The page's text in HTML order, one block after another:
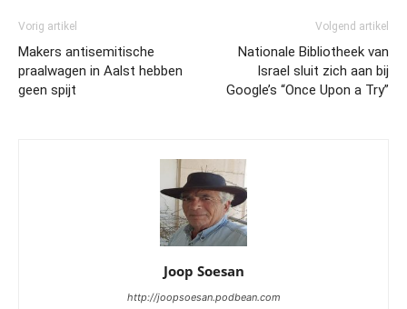
Vorig artikel
Makers antisemitische
praalwagen in Aalst hebben
geen spijt
Volgend artikel
Nationale Bibliotheek van
Israel sluit zich aan bij
Google’s “Once Upon a Try”
Joop Soesan
http://joopsoesan.podbean.com